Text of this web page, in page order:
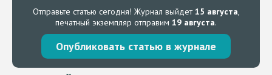
Отправьте статью сегодня! Журнал выйдет15 августа,
печатный экземпляр отправим 19 августа.
Опубликовать статью в журнале